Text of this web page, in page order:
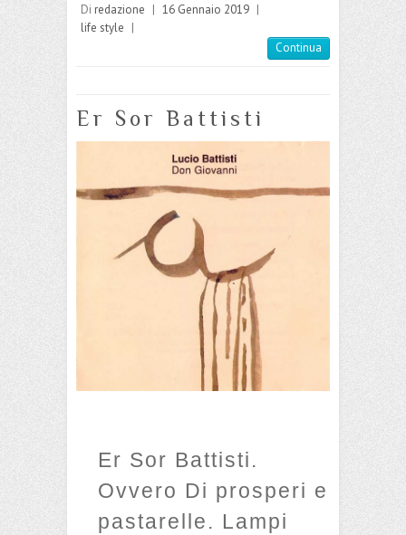
Di redazione | 16 Gennaio 2019 |
life style |
Continua
Er Sor Battisti
Er Sor Battisti.
Ovvero Di prosperi e
pastarelle. Lampi